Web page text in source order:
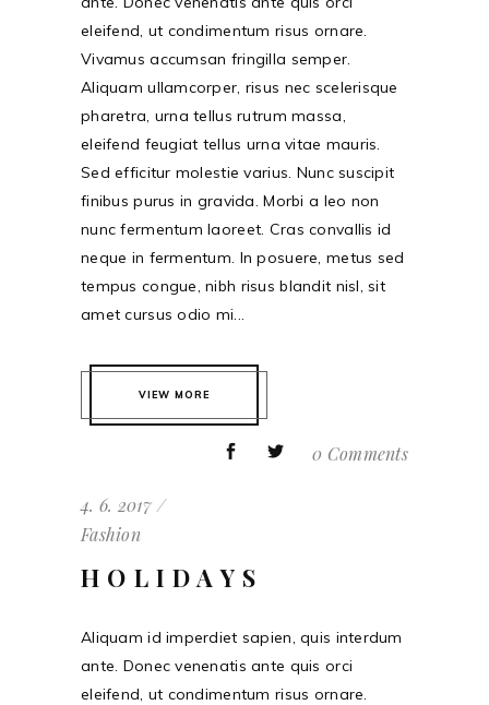
eleifend, ut condimentum risus ornare.
Vivamus accumsan fringilla semper.
Aliquam ullamcorper, risus nec scelerisque
pharetra, urna tellus rutrum massa,
eleifend feugiat tellus urna vitae mauris.
Sed efficitur molestie varius. Nunc suscipit
finibus purus in gravida. Morbi a leo non
nunc fermentum laoreet. Cras convallis id
neque in fermentum. In posuere, metus sed
tempus congue, nibh risus blandit nisl, sit
amet cursus odio mi...
VIEW MORE
0 Comments
4. 6. 2017
Fashion
HOLIDAYS
Aliquam id imperdiet sapien, quis interdum
ante. Donec venenatis ante quis orci
eleifend, ut condimentum risus ornare.